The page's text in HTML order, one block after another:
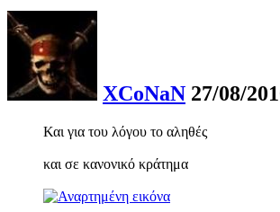
XCoNaN 27/08/
Και για του λόγου το αληθές
και σε κανονικό κράτημα